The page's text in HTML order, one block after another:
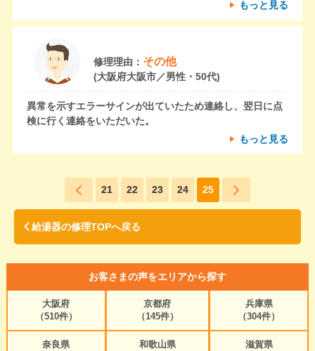
もっと見る
修理理由： その他
(大阪府大阪市／男性・50代)
異常を示すエラーサインが出ていたため連絡し、翌日に点
検に行く連絡をいただいた。
もっと見る
21 22 23 24 25
給湯器の修理TOPへ戻る
お客さまの声をエリアから探す
大阪府
（510件）
京都府
（145件）
兵庫県
（304件）
奈良県
和歌山県
滋賀県